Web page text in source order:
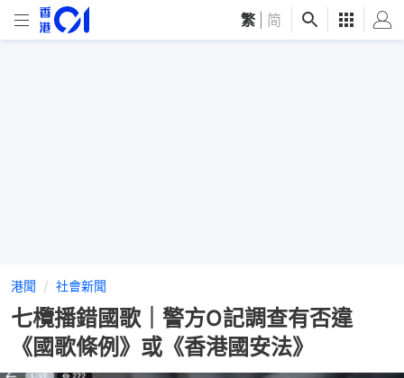
繁 简
港聞 社會新聞
七欖播錯國歌｜警方O記調查有否違
《國歌條例》或《香港國安法》